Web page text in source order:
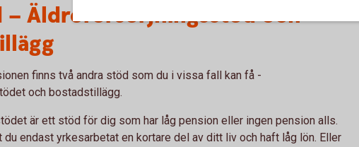
– Äldreförsörjningsstöd och
finns två andra stöd som du i vissa fall kan få -
och bostadstillägg.
är ett stöd för dig som har låg pension eller ingen pension alls.
du endast yrkesarbetat en kortare del av ditt liv och haft låg lön. Eller